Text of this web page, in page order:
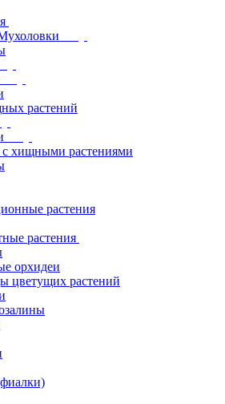
растений
хищными растениями
растения
растения
орхидеи
цветущих растений